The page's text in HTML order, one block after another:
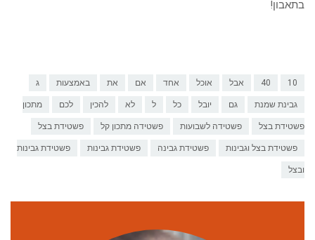
בתאבון!
10
40 אבל אוכל אחד אם את באמצעות ג
גבינת שמנת גם יובל כל ל לא להכין לכם מתכון
פשטידת בצל פשטידה לשבועות פשטידה מתכון קל פשטידת בצל
פשטידת בצל וגבינות פשטידת גבינה פשטידת גבינות פשטידת גבינות
ובצל